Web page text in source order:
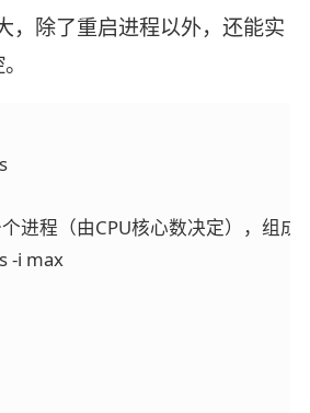
，除了重启进程以外，还能实
进程（由CPU核心数决定），组成
-i max